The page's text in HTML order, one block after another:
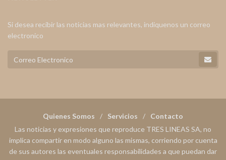
Si desea recibir las noticias mas relevantes, indiquenos un correo
electronico
Quienes Somos Servicios
Contacto
Las noticias y expresiones que reproduce TRES LINEAS SA, no
implica compartir en modo alguno las mismas, corriendo por cuenta
de sus autores las eventuales responsabilidades a que puedan dar